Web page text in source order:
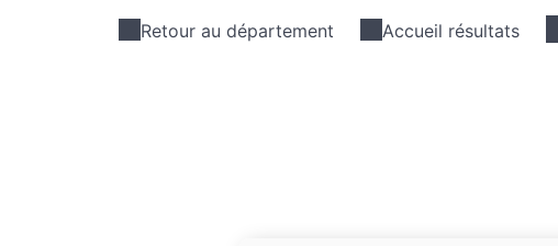
Retour au département Accueil résultats